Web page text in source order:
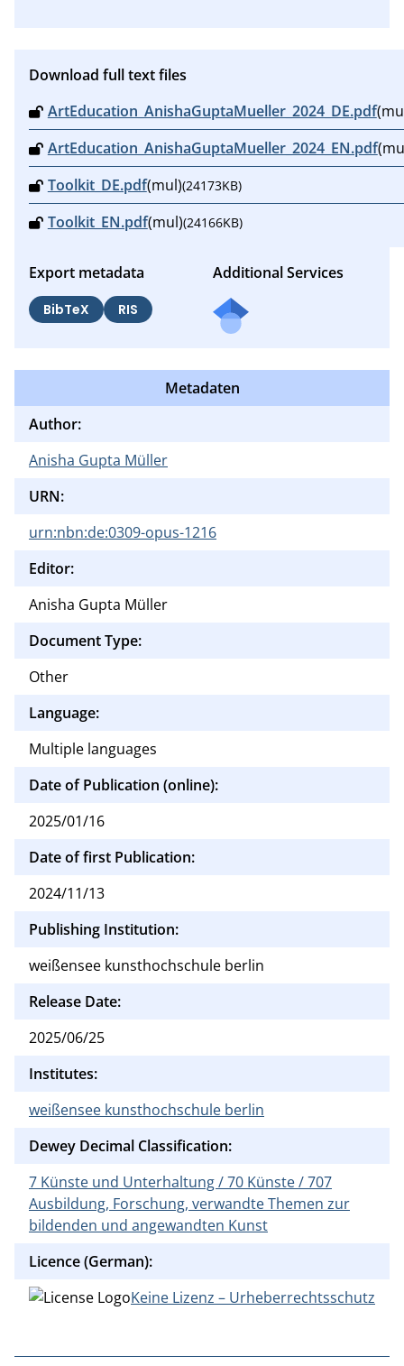
Download full text files
ArtEducation_AnishaGuptaMueller_2024_DE.pdf
ArtEducation_AnishaGuptaMueller_2024_EN.pdf
Toolkit_DE.pdf(mul)(24173KB)
Toolkit_EN.pdf(mul)(24166KB)
Export metadata
BibTeX RIS
Additional Services
Metadaten
Author:
Anisha Gupta Müller
URN:
urn:nbn:de:0309-opus-1216
Editor:
Anisha Gupta Müller
Document Type:
Other
Language:
Multiple languages
Date of Publication (online):
2025/01/16
Date of first Publication:
2024/11/13
Publishing Institution:
weißensee kunsthochschule berlin
Release Date:
2025/06/25
Institutes:
weißensee kunsthochschule berlin
Dewey Decimal Classification:
7 Künste und Unterhaltung / 70 Künste / 707
Ausbildung, Forschung, verwandte Themen zur
bildenden und angewandten Kunst
Licence (German):
Keine Lizenz – Urheberrechtsschutz